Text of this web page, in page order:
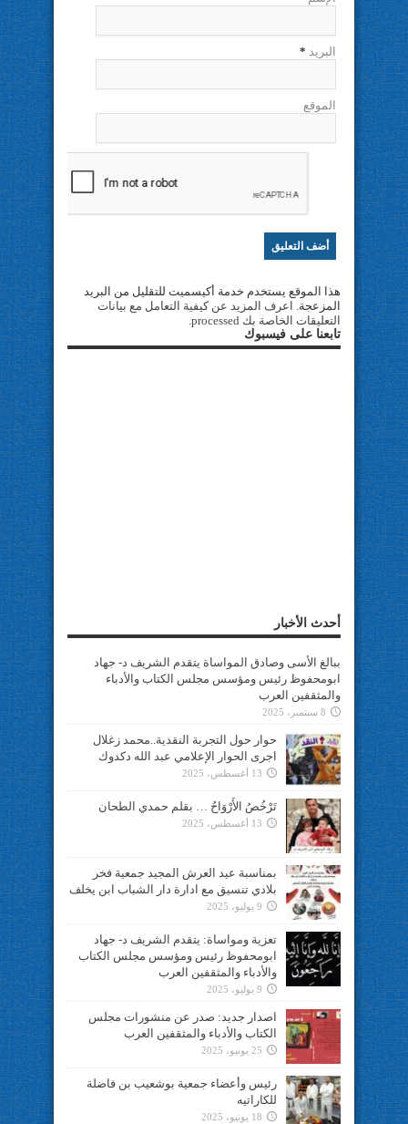
البريد *
الموقع
هذا الموقع يستخدم خدمة أكيسميت للتقليل من البريد
المزعجة. اعرف المزيد عن كيفية التعامل مع بيانات
التعليقات الخاصة بك processed
.
تابعنا على فيسبوك
أحدث الأخبار
ببالغ الأسى وصادق المواساة يتقدم الشريف د- جهاد
ابومحفوظ رئيس ومؤسس مجلس الكتاب والأدباء
والمثقفين العرب
8 سبتمبر، 2025
حوار حول التجربة النقدية..محمد زغلال
اجرى الحوار الإعلامي عبد الله دكدوك
13 أغسطس، 2025
تَرْخُصُ الأَرْوَاحُ … بقلم حمدي الطحان
13 أغسطس، 2025
بمناسبة عيد العرش المجيد جمعية فخر
بلادي تنسيق مع ادارة دار الشباب ابن يخلف
9 يوليو، 2025
تعزية ومواساة: يتقدم الشريف د- جهاد
ابومحفوظ رئيس ومؤسس مجلس الكتاب
والأدباء والمثقفين العرب
9 يوليو، 2025
اصدار جديد: صدر عن منشورات مجلس
الكتاب والأدباء والمثقفين العرب
25 يونيو، 2025
رئيس وأعضاء جمعية بوشعيب بن فاضلة
للكاراتيه
18 يونيو، 2025